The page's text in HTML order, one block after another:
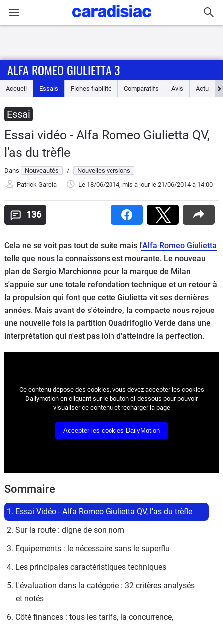
Accueil
Essais
Guide
d'achat
Electriques
Utilitaires
Auto
Services
Forum
Moto
Marques
ALFA ROMEO GIULIETTA 3
Accueil Essais Fiches fiabilité Comparatifs Avis Actu
Essai
Essai vidéo - Alfa Romeo Giulietta QV,
l'as du trèfle
Dans Nouveautés /
Nouvelles versions
Patrick Garcia
Le 18/06/2014, mis à jour le 21/06/2014 à 14:00
136
Cela ne se voit pas tout de suite mais l'Alfa Romeo Giulietta
telle que nous la connaissons est mourante. Le nouveau
plan de Sergio Marchionne pour la marque de Milan
s'appuie sur une totale refondation technique et un retour à
la propulsion qui font que cette Giulietta vit ses dernières
années. Mais avant de s'éteindre, la compacte nous rejoue
une nouvelle fois la partition Quadrifoglio Verde dans une
interprétation qui n'est pas loin d'atteindre la perfection.
Ce contenu dépose des cookies, vous devez accepter les cookies
Dailymotion en cliquant sur le bouton ci-dessous pour pouvoir
visualiser ce contenu et recharger la page
Accepter les cookies DailyMotion
Sommaire
1. Essai Vidéo - Alfa Romeo Giulietta QV, l'as du trèfle
2. Sur la route : digne de son nom
3. Equipements : le nécessaire sans le superflu
4. Les principales caractéristiques techniques
5. L'évaluation dans la catégorie : 32 critères analysés
et notés
6. Côté finances : tous les tarifs, la concurrence,